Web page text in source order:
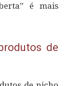
é mais
de